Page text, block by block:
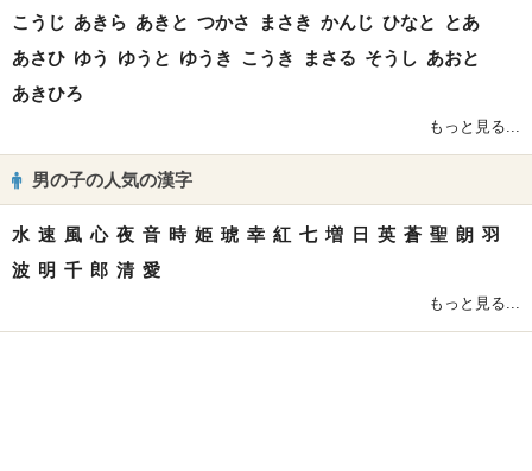
こうじ あきら あきと つかさ まさき かんじ ひなと
とあ
あさひ ゆう ゆうと ゆうき こうき まさる そうし あおと
あきひろ
もっと見る...
男の子の人気の漢字
水 速 風 心 夜 音 時 姫 琥 幸 紅 七 増 日 英 蒼 聖 朗 羽
波 明 千 郎 清 愛
もっと見る...